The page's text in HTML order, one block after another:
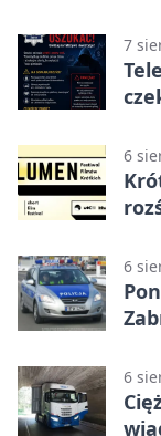
7
6
6
6